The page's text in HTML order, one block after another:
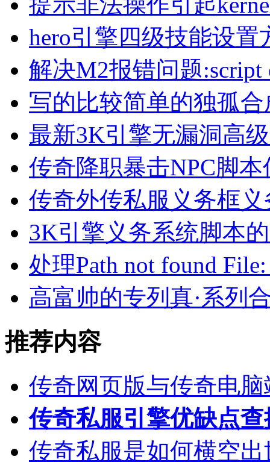
hero引擎四级技能设置
解决M2报错问题:script
写的比较简单的独孤
最新3K引擎无漏洞高
传奇降职暴击NPC脚
传奇外传私服义务框
3K引擎义务系统脚本
处理Path not found
高富帅的专列真·系列
推荐内容
传奇网页版与传奇电
传奇私服引擎优缺点
传奇私服是如何横空